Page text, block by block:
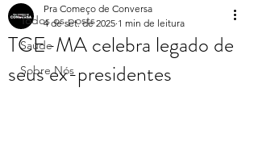
Todos os posts
Saúde
Sobre Nós
TCE-MA celebra legado de
seus ex-presidentes
Pra Começo de Conversa
4 de set. de 2025 1 min de leitura